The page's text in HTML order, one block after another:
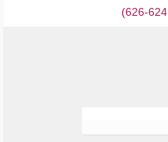
624-626)